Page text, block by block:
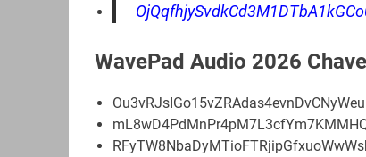
WavePad Audio 2026